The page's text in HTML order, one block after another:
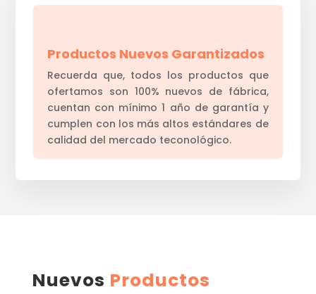
Productos Nuevos Garantizados
Recuerda que, todos los productos que
ofertamos son 100% nuevos de fábrica,
cuentan con mínimo 1 año de garantía y
cumplen con los más altos estándares de
calidad del mercado teconológico.
Nuevos Productos